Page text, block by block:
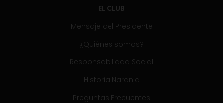
EL CLUB
Mensaje del Presidente
¿Quiénes somos?
Responsabilidad Social
Historia Naranja
Preguntas Frecuentes